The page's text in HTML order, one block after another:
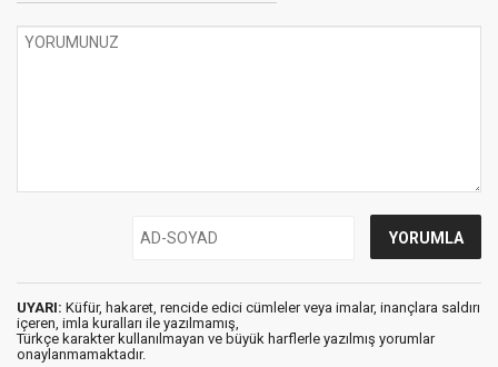
UYARI: Küfür, hakaret, rencide edici cümleler veya imalar, inançlara saldırı
içeren, imla kuralları ile yazılmamış,
Türkçe karakter kullanılmayan ve büyük harflerle yazılmış yorumlar
onaylanmamaktadır.